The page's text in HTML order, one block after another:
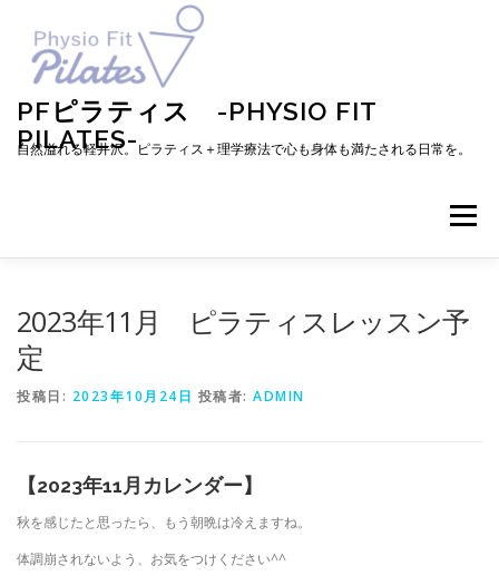
PFピラティス -PHYSIO FIT
PILATES-
自然溢れる軽井沢。ピラティス＋理学療法で心も身体も満たされる日常を。
メニュー
2023年11月 ピラティスレッスン予
定
投稿日: 2023年10月24日 投稿者: ADMIN
【2023年11月カレンダー】
秋を感じたと思ったら、もう朝晩は冷えますね。
体調崩されないよう、お気をつけください^^